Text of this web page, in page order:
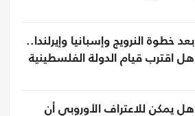
بعد خطوة النرويج وإسبانيا وإيرلندا..
هل اقترب قيام الدولة الفلسطينية
هل يمكن للاعتراف الأوروبي أن